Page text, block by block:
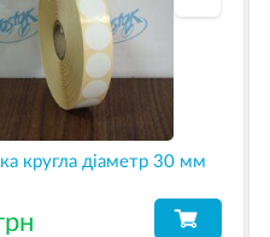
кругла діаметр 30 мм